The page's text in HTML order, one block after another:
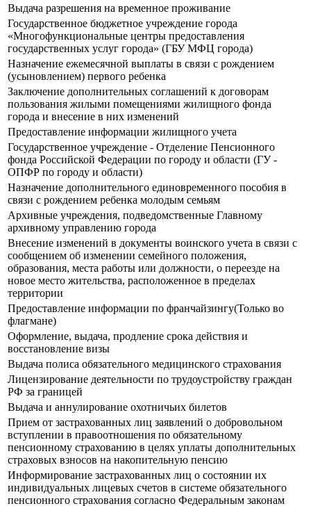
Выдача разрешения на временное проживание
Государственное бюджетное учреждение города
«Многофункциональные центры предоставления
государственных услуг города» (ГБУ МФЦ города)
Назначение ежемесячной выплаты в связи с рождением
(усыновлением) первого ребенка
Заключение дополнительных соглашений к договорам
пользования жилыми помещениями жилищного фонда
города и внесение в них изменений
Предоставление информации жилищного учета
Государственное учреждение - Отделение Пенсионного
фонда Российской Федерации по городу и области (ГУ -
ОПФР по городу и области)
Назначение дополнительного единовременного пособия в
связи с рождением ребенка молодым семьям
Архивные учреждения, подведомственные Главному
архивному управлению города
Внесение изменений в документы воинского учета в связи с
сообщением об изменении семейного положения,
образования, места работы или должности, о переезде на
новое место жительства, расположенное в пределах
территории
Предоставление информации по франчайзингу(Только во
флагмане)
Оформление, выдача, продление срока действия и
восстановление визы
Выдача полиса обязательного медицинского страхования
Лицензирование деятельности по трудоустройству граждан
РФ за границей
Выдача и аннулирование охотничьих билетов
Прием от застрахованных лиц заявлений о добровольном
вступлении в правоотношения по обязательному
пенсионному страхованию в целях уплаты дополнительных
страховых взносов на накопительную пенсию
Информирование застрахованных лиц о состоянии их
индивидуальных лицевых счетов в системе обязательного
пенсионного страхования согласно Федеральным законам